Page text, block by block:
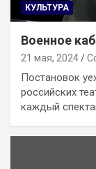
КУЛЬТУРА
Военное
21 мая, 2024
Постановок
российских
каждый